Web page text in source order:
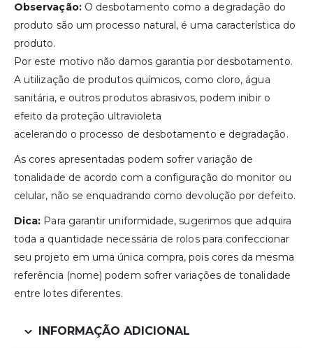
Observação:O desbotamento como a degradação do
produto são um processo natural, é uma característica do
produto.
Por este motivo não damos garantia por desbotamento.
A utilização de produtos químicos, como cloro, água
sanitária, e outros produtos abrasivos, podem inibir o
efeito da proteção ultravioleta
acelerando o processo de desbotamento e degradação.
As cores apresentadas podem sofrer variação de
tonalidade de acordo com a configuração do monitor ou
celular, não se enquadrando como devolução por defeito.
Dica: Para garantir uniformidade, sugerimos que adquira
toda a quantidade necessária de rolos para confeccionar
seu projeto em uma única compra, pois cores da mesma
referência (nome) podem sofrer variações de tonalidade
entre lotes diferentes.
INFORMAÇÃO ADICIONAL